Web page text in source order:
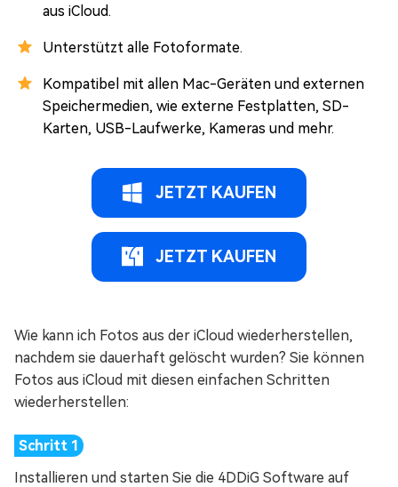
aus iCloud.
Unterstützt alle Fotoformate.
Kompatibel mit allen Mac-Geräten und externen
Speichermedien, wie externe Festplatten, SD-
Karten, USB-Laufwerke, Kameras und mehr.
JETZT KAUFEN
JETZT KAUFEN
Wie kann ich Fotos aus der iCloud wiederherstellen,
nachdem sie dauerhaft gelöscht wurden? Sie können
Fotos aus iCloud mit diesen einfachen Schritten
wiederherstellen:
Installieren und starten Sie die 4DDiG Software auf